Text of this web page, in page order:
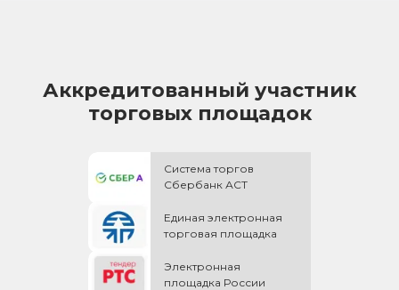
Аккредитованный участник
торговых площадок
Система торгов
Сбербанк АСТ
Единая электронная
торговая площадка
Электронная
площадка России